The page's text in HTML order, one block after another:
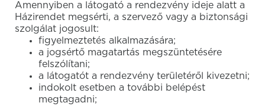
Amennyiben a látogató a rendezvény ideje alatt a
Házirendet megsérti, a szervező vagy a biztonsági
szolgálat jogosult:
figyelmeztetés alkalmazására;
a jogsértő magatartás megszüntetésére
felszólítani;
a látogatót a rendezvény területéről kivezetni;
indokolt esetben a további belépést
megtagadni;